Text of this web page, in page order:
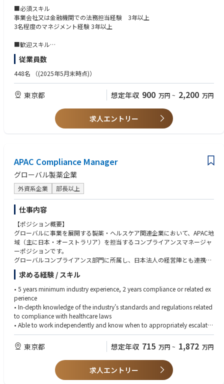
私たちはこの社会的な変化を、サービスとして実装するテック集団です。
マネックスグループの一員として、高いコンプライアンス水準を守りなが
らも、新規サービスの立ち上げやブロックチェーン領域への挑戦など、ス
ます。
インフラ、セキュリティ、バックエンドといったプロダクトの基盤は、す
べて自社開発。数秒単位で価格が動く世界においても、安定かつスケーラ
ブルな体験を提供することは、シンプルながら極めて高度なチャレンジで
す。こうした技術的課題を楽しめる方が、金融やEC、SaaSなどさまざま
な業界からジョインし、活躍しています。
コインチェックが求めているのは、「クリプトに詳しい方」だけではあり
ません。「今は詳しくないけれど、社会構造を変える技術に携わりたい」
私たちと一緒に、次の経済基盤を創り出しませんか？
■現状の課題
・組織基盤の強化
ナスダック上場および金商法対応に伴い、プロジェクトが質・量ともに増
加しています。さらなる事業加速と強固なガバナンスを両立させるため、
組織キャパシティの一段階引き上げが急務となっています。
・専門知見の深化
より専門的かつ実務的な知見を持つ人材を配置し、事業スピードを落とさ
ずに守りを固める体制構築が急務です。
これらを解決するためには、人材・組織の強化が必要であると考えていま
す。
■配属部門について
・法務・コンプライアンス本部は約20名、プロパーの社員に加え外部アド
バイザー、警察からの出向者等、多様なバックグラウンドのプロフェッシ
ョナルが在籍しています。同本部は法務・コンプライアンス部(法務・審査
グループ、コンプライアンスグループ)、金融犯罪対策部にて構成されてい
ます。
・「論理的思考」を重視しながらも、ドライすぎず、日常的な雑談やコミ
ュニケーションを大切にする心の余裕を持ったチームです。
当本部は、「ソリューションプロバイダー」と「ゲートキーパー」という
2つの重要な役割を両輪（表裏一体）として担っています。
■必須スキル
事業会社又は金融機関での法務担当経験 3年以上
3名程度のマネジメント経験 3年以上
■歓迎スキル
利用者交付書面の作成経験者
金融機関所属で当局との折衝経験者
複数の関係者の認識を合わせながら自ら物事を前に進めることができるプ
ロジェクトマネジメントスキル
■求める人物像
様々なバックグラウンド・異なるスキル経験を持つメンバーの意見を尊重
誠実な行動や共感で人やチームを動かせること
早く実行し、早く改善する為の行動ができること
新しい分野・プロダクトへの興味関心があること
従業員数
448名 （(2025年5月末時点)）
東京都 想定年収 900 万円 ~ 2,200 万円
求人エントリー
APAC Compliance Manager
グローバル製薬企業
外資系企業 部長以上
仕事内容
【ポジション概要】
グローバルに事業を展開する製薬・ヘルスケア関連企業において、APAC地
域（主に日本・オーストラリア）を担当するコンプライアンスマネージャ
ーポジションです。
グローバルコンプライアンス部門に所属し、日本法人の経営陣とも連携し
ながら、APAC地域におけるコンプライアンスプログラムの運営・推進を
担当いただきます。日常的なビジネス支援に加え、医療従事者（HCP）対
応に関する審査・承認、ポリシー整備、教育研修、内部調査、リスク評価
およびモニタリング活動など、幅広い業務を担います。
営業、メディカル、法務、薬事、内部監査などの関連部署や海外チームと
連携しながら、コンプライアンス体制の強化と企業倫理文化の浸透を推進
していただくポジションです。
【主な業務内容】
■コンプライアンス業務全般
・医療従事者との契約・講演依頼・学会協賛等のレビューおよび承認
・経営層向けのコンプライアンス関連レポート作成
・グローバルコンプライアンスチームとの定例ミーティングへの参加
求める経験 / スキル
• 5 years minimum industry experience, 2 years compliance or related ex
perience
• In-depth knowledge of the industry’s standards and regulations related
to compliance with healthcare laws
• Able to work independently and know when to appropriately escalate
an issue for resolution
• Capacity of problem solving - anticipating, initiating and resolving issu
es
• Demonstrated ability to communicate effectively with individuals up, d
own, and across the organization
• Excellent technical and communication skills
東京都 想定年収 715 万円 ~ 1,872 万円
求人エントリー